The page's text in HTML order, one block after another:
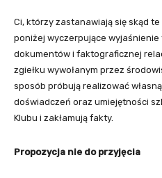
Ci, którzy zastanawiają się skąd
poniżej wyczerpujące
dokumentów i faktograficznej
zgiełku wywołanym przez
sposób próbują realizować
doświadczeń oraz umiejętności
Klubu i zakłamują fakty.
Propozycja nie do przyjęcia